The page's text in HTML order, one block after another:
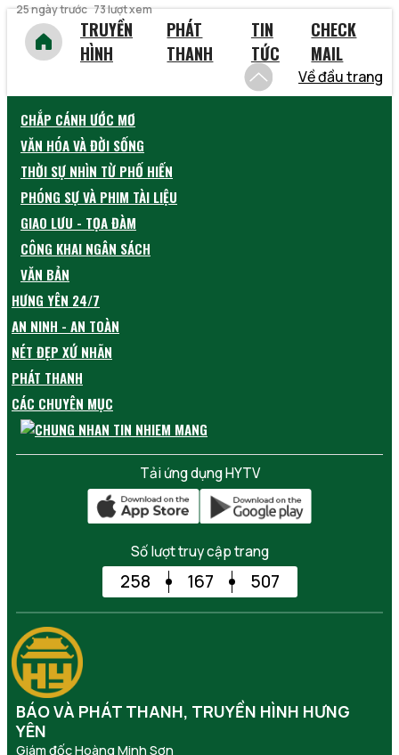
25 ngày trước 73 lượt xem
TRUYỀN
HÌNH
PHÁT
THANH
TIN
TỨC
CHECK
MAIL
Về đầu trang
CHẮP CÁNH ƯỚC MƠ
VĂN HÓA VÀ ĐỜI SỐNG
THỜI SỰ NHÌN TỪ PHỐ HIẾN
PHÓNG SỰ VÀ PHIM TÀI LIỆU
GIAO LƯU - TỌA ĐÀM
CÔNG KHAI NGÂN SÁCH
VĂN BẢN
HƯNG YÊN 24/7
AN NINH - AN TOÀN
NÉT ĐẸP XỨ NHÃN
PHÁT THANH
CÁC CHUYÊN MỤC
Tải ứng dụng HYTV
Số lượt truy cập trang
258 167 507
BÁO VÀ PHÁT THANH, TRUYỀN HÌNH HƯNG
YÊN
Giám đốc Hoàng Minh Sơn